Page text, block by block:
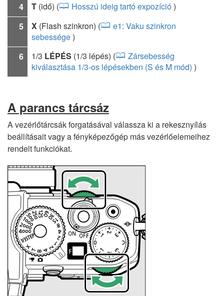
4
T (idő) ( Hosszú ideig tartó expozíció)
5
X (Flash szinkron) (
e1: Vaku szinkron
sebessége)
6
1/3 LÉPÉS (1/3 lépés) (
Zársebesség
kiválasztása 1/3-os lépésekben (S és M mód) )
A parancs tárcsáz
A vezérlőtárcsák forgatásával válassza ki a rekesznyílás
beállításait vagy a fényképezőgép más vezérlőelemeihez
rendelt funkciókat.